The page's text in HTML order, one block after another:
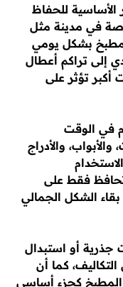
الأساسية للحفاظ
في مدينة مثل
بشكل يومي
إلى تراكم أعطال
تؤثر على
في الوقت
والأدراج
تحافظ فقط على
الشكل الجمالي
جذرية أو استبدال
كما أن
المطبخ كجزء أساسي